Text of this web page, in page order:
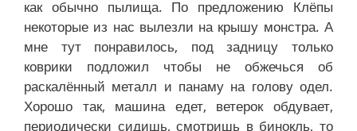
как обычно пылища. По предложению Клёпы
некоторые из нас вылезли на крышу монстра. А
мне тут понравилось, под задницу только
коврики подложил чтобы не обжечься об
раскалённый металл и панаму на голову одел.
Хорошо так, машина едет, ветерок обдувает,
периодически сидишь, смотришь в бинокль, то